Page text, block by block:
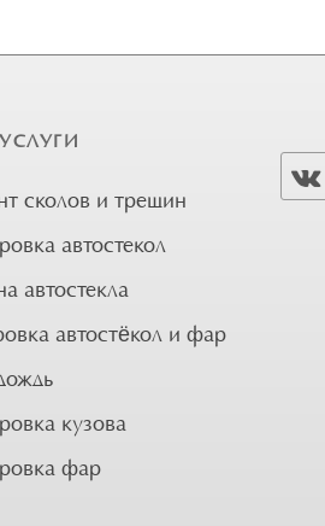
сколов и трещин
автостекол
автостекла
автостёкол и фар
кузова
фар